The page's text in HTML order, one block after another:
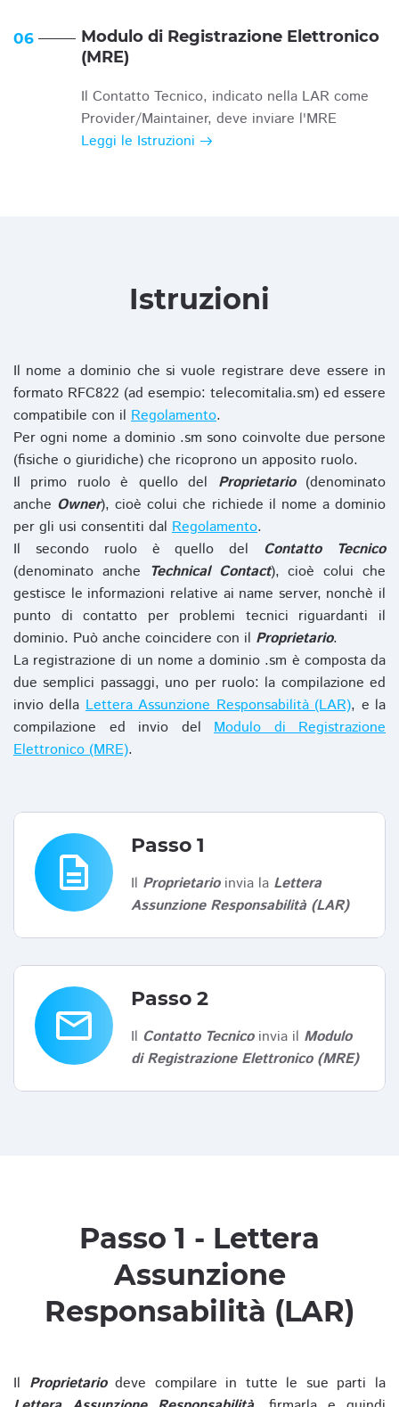
06
Modulo di Registrazione Elettronico
(MRE)
Il Contatto Tecnico, indicato nella LAR come
Provider/Maintainer, deve inviare l'MRE
Leggi le Istruzioni
Istruzioni
Il nome a dominio che si vuole registrare deve essere in
formato RFC822 (ad esempio: telecomitalia.sm) ed essere
compatibile con il Regolamento.
Per ogni nome a dominio .sm sono coinvolte due persone
(fisiche o giuridiche) che ricoprono un apposito ruolo.
Il primo ruolo è quello del Proprietario(denominato
anche Owner), cioè colui che richiede il nome a dominio
per gli usi consentiti dal Regolamento.
Il secondo ruolo è quello del Contatto Tecnico
(denominato anche Technical Contact), cioè colui che
gestisce le informazioni relative ai name server, nonchè il
punto di contatto per problemi tecnici riguardanti il
dominio. Può anche coincidere con il Proprietario.
La registrazione di un nome a dominio .sm è composta da
due semplici passaggi, uno per ruolo: la compilazione ed
invio dellaLettera Assunzione Responsabilità (LAR), e la
compilazione ed invio del Modulo di Registrazione
Elettronico (MRE).
description
Passo 1
Il Proprietarioinvia la Lettera
Assunzione Responsabilità (LAR)
email
Passo 2
Il Contatto Tecnicoinvia il Modulo
di Registrazione Elettronico (MRE)
Passo 1 - Lettera
Assunzione
Responsabilità (LAR)
Il Proprietariodeve compilare in tutte le sue parti la